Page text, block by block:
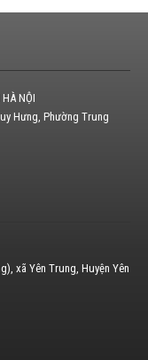
NỘI
Hưng, Phường Trung
xã Yên Trung, Huyện Yên